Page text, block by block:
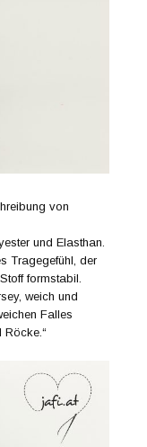
von
und Elasthan.
Tragegefühl, der
formstabil.
weich und
Falles
Röcke.“